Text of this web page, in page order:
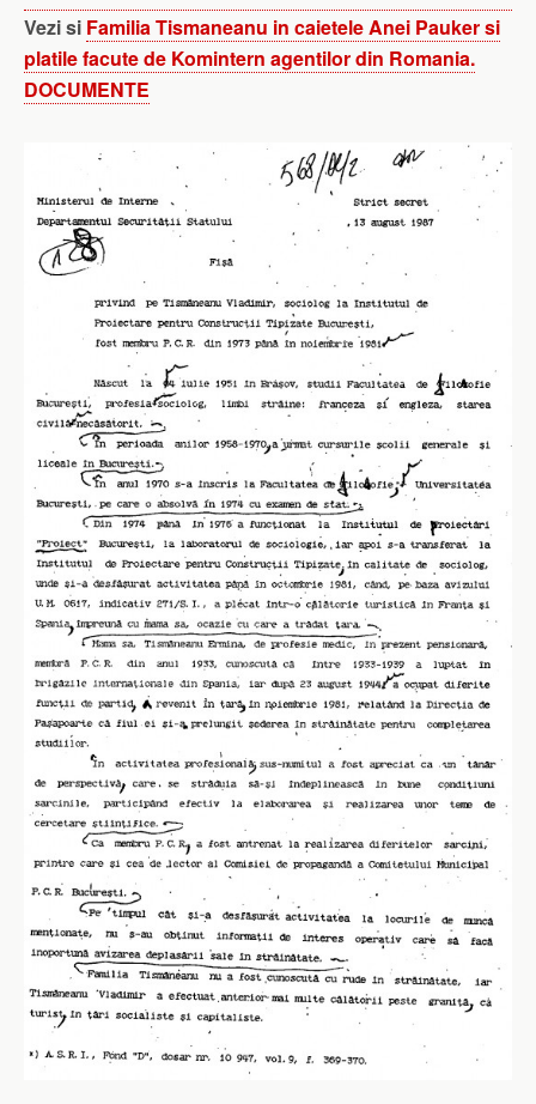
Vezi si Familia Tismaneanu in caietele Anei Pauker si
platile facute de Komintern agentilor din Romania.
DOCUMENTE